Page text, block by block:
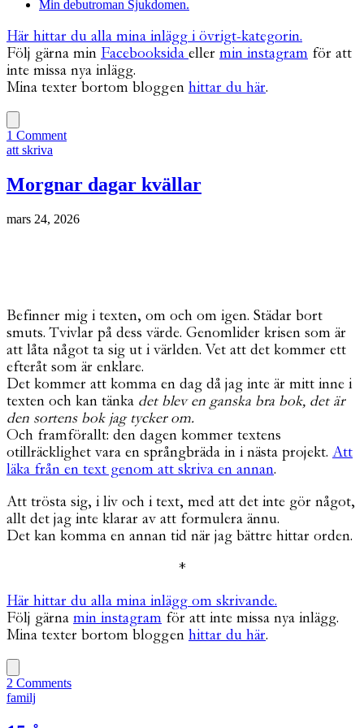
Min debutroman Sjukdomen.
Här hittar du alla mina inlägg i övrigt-kategorin.
Följ gärna min Facebooksida eller min instagram för att
inte missa nya inlägg.
Mina texter bortom bloggen hittar du här.
1 Comment
att skriva
Morgnar dagar kvällar
mars 24, 2026
Befinner mig i texten, om och om igen. Städar bort
smuts. Tvivlar på dess värde. Genomlider krisen som är
att låta något ta sig ut i världen. Vet att det kommer ett
efteråt som är enklare.
Det kommer att komma en dag då jag inte är mitt inne i
texten och kan tänka det blev en ganska bra bok, det är
den sortens bok jag tycker om.
Och framförallt: den dagen kommer textens
otillräcklighet vara en språngbräda in i nästa projekt. Att
läka från en text genom att skriva en annan.
Att trösta sig, i liv och i text, med att det inte gör något,
allt det jag inte klarar av att formulera ännu.
Det kan komma en annan tid när jag bättre hittar orden.
*
Här hittar du alla mina inlägg om skrivande.
Följ gärna min instagram för att inte missa nya inlägg.
Mina texter bortom bloggen hittar du här.
2 Comments
familj